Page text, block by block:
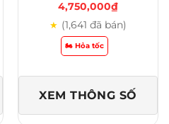
4,750,000₫
★ (1,641 đã bán)
🏍️ Hỏa tốc
XEM THÔNG SỐ